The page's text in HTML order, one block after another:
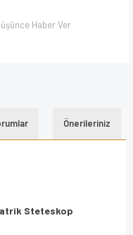
Haber Ver
Önerileriniz
Steteskop